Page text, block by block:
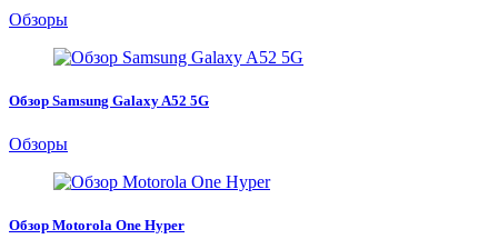
Обзоры
Обзор Samsung Galaxy A52 5G
Обзоры
Обзор Motorola One Hyper